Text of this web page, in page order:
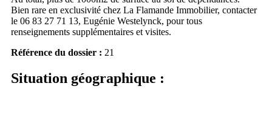
Bien rare en exclusivité chez La Flamande Immobilier, contacter
le 06 83 27 71 13, Eugénie Westelynck, pour tous
renseignements supplémentaires et visites.
Référence du dossier : 21
Situation géographique :